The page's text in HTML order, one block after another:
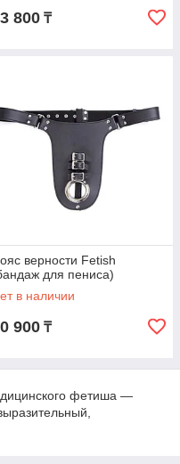
800 ₸
верности Fetish
для пениса)
в наличии
900 ₸
фетиша —